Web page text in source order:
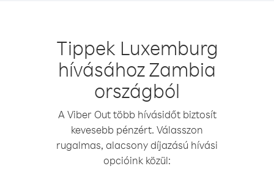
Tippek Luxemburg
hívásához Zambia
országból
A Viber Out több hívásidőt biztosít
kevesebb pénzért. Válasszon
rugalmas, alacsony díjazású hívási
opcióink közül: